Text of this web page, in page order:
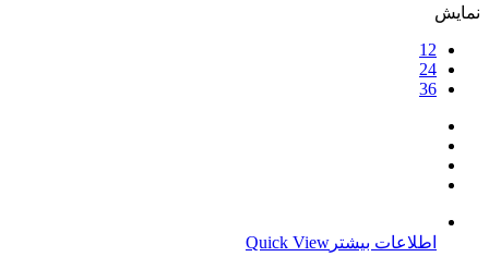
نمایش
12
24
36
اطلاعات بیشتر Quick View